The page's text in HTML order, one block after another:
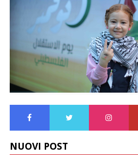
NUOVI POST